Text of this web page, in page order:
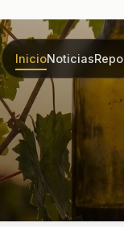
InicioNoticias